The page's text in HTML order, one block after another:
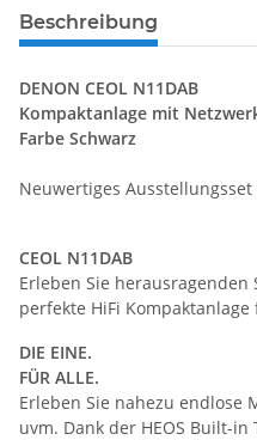
Beschreibung
DENON CEOL N11DAB
Kompaktanlage mit
Farbe Schwarz
Neuwertiges
CEOL N11DAB
Erleben Sie
perfekte HiFi
DIE EINE.
FÜR ALLE.
Erleben Sie nahezu endlose
uvm. Dank der HEOS Built-